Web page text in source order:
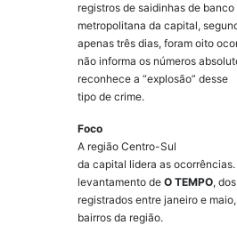
registros de saidinhas de
metropolitana da capital,
apenas três dias, foram oito
não informa os números
reconhece a “explosão” desse
tipo de crime.
Foco
A região Centro-Sul
da capital lidera as
levantamento de O TEMPO,
registrados entre janeiro e
bairros da região.